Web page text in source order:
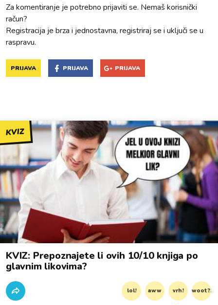
Za komentiranje je potrebno prijaviti se. Nemaš korisnički
račun?
Registracija je brza i jednostavna, registriraj se i uključi se u
raspravu.
PRIJAVA PRIJAVA PRIJAVA
KVIZ
KVIZ: Prepoznajete li ovih 10/10 knjiga po
glavnim likovima?
lol! aww vrh! woot?!